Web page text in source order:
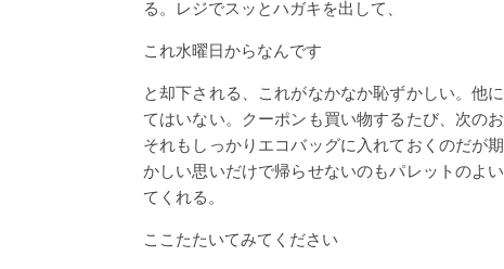
る。レジでスッとハガキを出して、
これ水曜日からなんです
と却下される、これがなかなか恥ずかしい。他
てはいない。クーポンも買い物するたび、次の
それもしっかりエコバッグに入れておくのだが
かしい思いだけで帰らせないのもパレットのよ
てくれる。
ここたたいてみてください